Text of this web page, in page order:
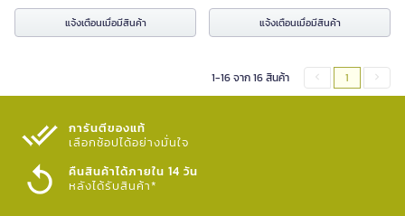
แจ้งเตือนเมื่อมีสินค้า แจ้งเตือนเมื่อมีสินค้า
1-16 จาก 16 สินค้า 1
การันตีของแท้
เลือกช้อปได้อย่างมั่นใจ​
คืนสินค้าได้ภายใน 14 วัน
หลังได้รับสินค้า*